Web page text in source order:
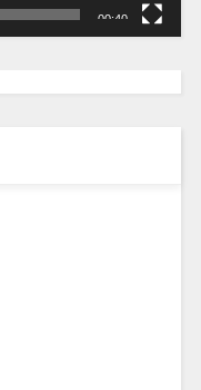
00:40